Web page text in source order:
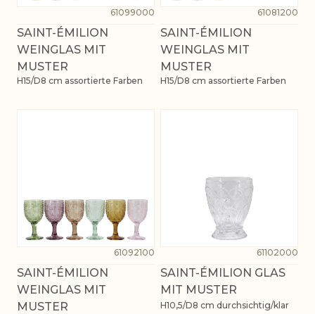
61099000
SAINT-ÉMILION
WEINGLAS MIT
MUSTER
H15/D8 cm assortierte Farben
61081200
SAINT-ÉMILION
WEINGLAS MIT
MUSTER
H15/D8 cm assortierte Farben
61092100
SAINT-ÉMILION
WEINGLAS MIT
MUSTER
61102000
SAINT-ÉMILION GLAS
MIT MUSTER
H10,5/D8 cm durchsichtig/klar